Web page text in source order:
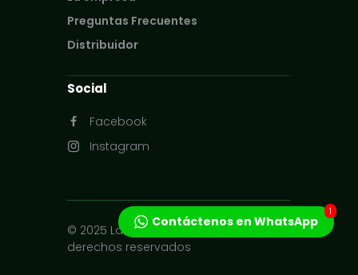
Preguntas Frecuentes
Distribuidor
Social
Facebook
Instagram
© 2025 Ladesir S.A. / Todos los
derechos reservados
Contáctenos en WhatsApp
1
Reproductor
de